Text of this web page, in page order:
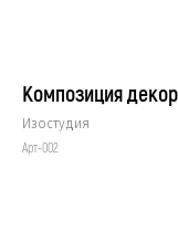
Композиция
Изостудия
Арт-002